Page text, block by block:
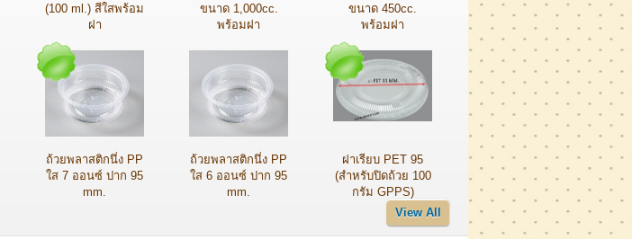
(100 ml.) สีใสพร้อม
ฝา
ขนาด 1,000cc.
พร้อมฝา
ขนาด 450cc.
พร้อมฝา
ถ้วยพลาสติกนึ่ง PP
ใส 7 ออนซ์ ปาก 95
mm.
ถ้วยพลาสติกนึ่ง PP
ใส 6 ออนซ์ ปาก 95
mm.
ฝาเรียบ PET 95
(สำหรับปิดถ้วย 100
กรัม GPPS)
View All